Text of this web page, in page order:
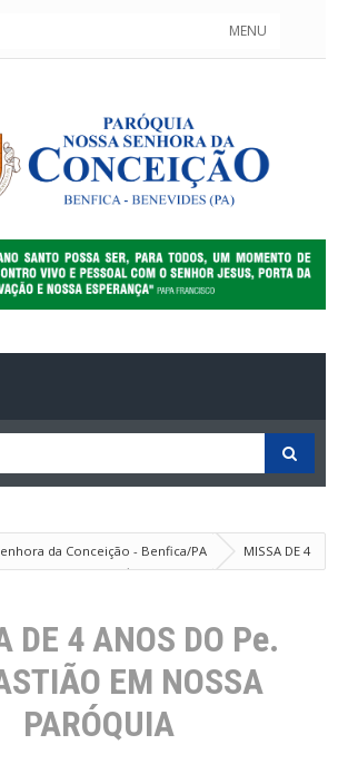
MENU
da Conceição - Benfica/PA
MISSA DE 4
EM NOSSA PARÓQUIA
DE 4 ANOS DO Pe.
EM NOSSA
PARÓQUIA